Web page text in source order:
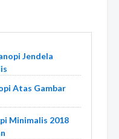
Jendela
Atas Gambar
Minimalis 2018